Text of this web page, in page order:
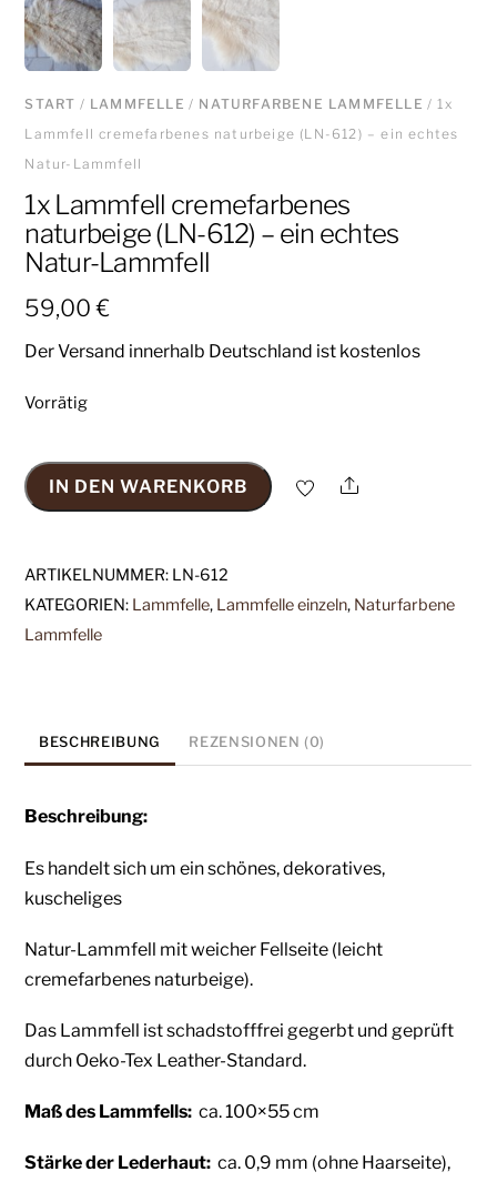
START / LAMMFELLE / NATURFARBENE LAMMFELLE / 1x
Lammfell cremefarbenes naturbeige (LN-612) – ein echtes
Natur-Lammfell
1x Lammfell cremefarbenes
naturbeige (LN-612) – ein echtes
Natur-Lammfell
59,00€
Der Versand innerhalb Deutschland ist kostenlos
Vorrätig
1x
echtes
Natur-
Menge
IN DEN WARENKORB Share
ARTIKELNUMMER: LN-612
KATEGORIEN: Lammfelle, Lammfelle einzeln, Naturfarbene
Lammfelle
BESCHREIBUNG REZENSIONEN (0)
Beschreibung:
Es handelt sich um ein schönes, dekoratives,
kuscheliges
Natur-Lammfell mit weicher Fellseite (leicht
cremefarbenes naturbeige).
Das Lammfell ist schadstofffrei gegerbt und geprüft
durch Oeko-Tex Leather-Standard.
Maß des Lammfells: ca. 100×55 cm
Stärke der Lederhaut: ca. 0,9 mm (ohne Haarseite),